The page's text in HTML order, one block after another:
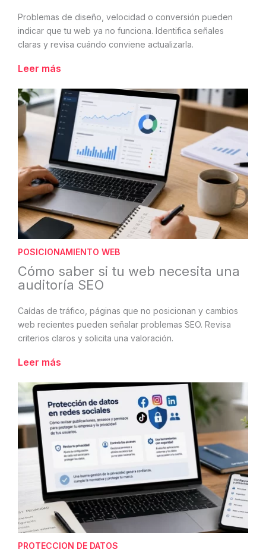
Problemas de diseño, velocidad o conversión pueden
indicar que tu web ya no funciona. Identifica señales
claras y revisa cuándo conviene actualizarla.
Leer más
POSICIONAMIENTO WEB
Cómo saber si tu web necesita una
auditoría SEO
Caídas de tráfico, páginas que no posicionan y cambios
web recientes pueden señalar problemas SEO. Revisa
criterios claros y solicita una valoración.
Leer más
PROTECCION DE DATOS